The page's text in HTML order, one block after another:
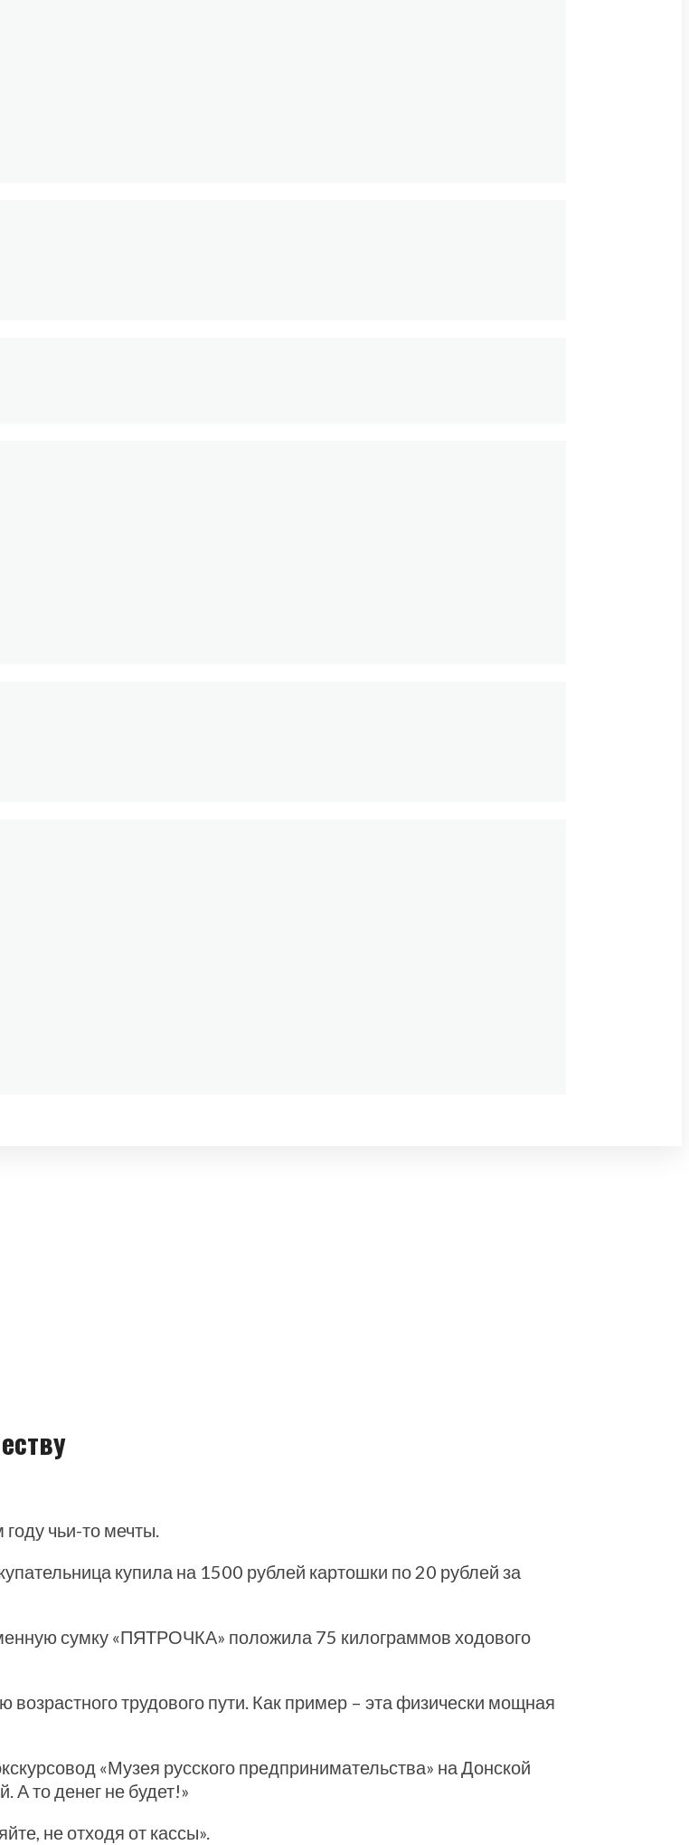
чьи-то мечты.
купила на 1500 рублей картошки по 20 рублей за
сумку «ПЯТРОЧКА» положила 75 килограммов ходового
трудового пути. Как пример – эта физически мощная
«Музея русского предпринимательства» на Донской
А то денег не будет!»
не отходя от кассы».